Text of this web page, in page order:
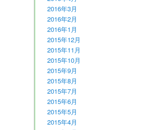
2016年3月
2016年2月
2016年1月
2015年12月
2015年11月
2015年10月
2015年9月
2015年8月
2015年7月
2015年6月
2015年5月
2015年4月